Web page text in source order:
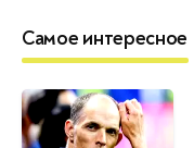
Самое интересное